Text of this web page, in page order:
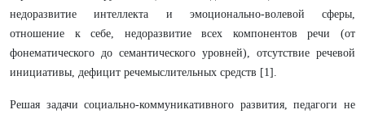
недоразвитие интеллекта и эмоционально-волевой сферы,
отношение к себе, недоразвитие всех компонентов речи (от
фонематического до семантического уровней), отсутствие речевой
инициативы, дефицит речемыслительных средств [1].
Решая задачи социально-коммуникативного развития, педагоги не